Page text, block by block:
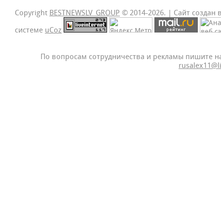
Copyright BESTNEWSLV_GROUP © 2014-2026. | Сайт создан
системе uCoz
По вопросам сотрудничества и рекламы пишите